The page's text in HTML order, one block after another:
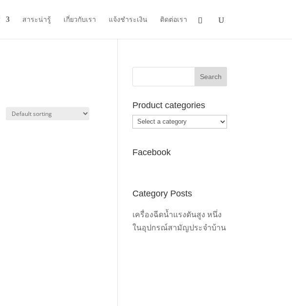
สาระน่ารู้ เกี่ยวกับเรา แจ้งชำระเงิน ติดต่อเรา
Product categories
Facebook
Category Posts
เครื่องฉีดน้ำแรงดันสูง หนึ่ง
ในอุปกรณ์สามัญประจำบ้าน